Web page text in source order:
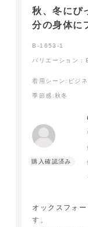
秋、冬にぴ
分の身体に
B-1653-1
バリエーション
着用シーン :ビジ
季節感 :秋冬
オックスフォ
す。